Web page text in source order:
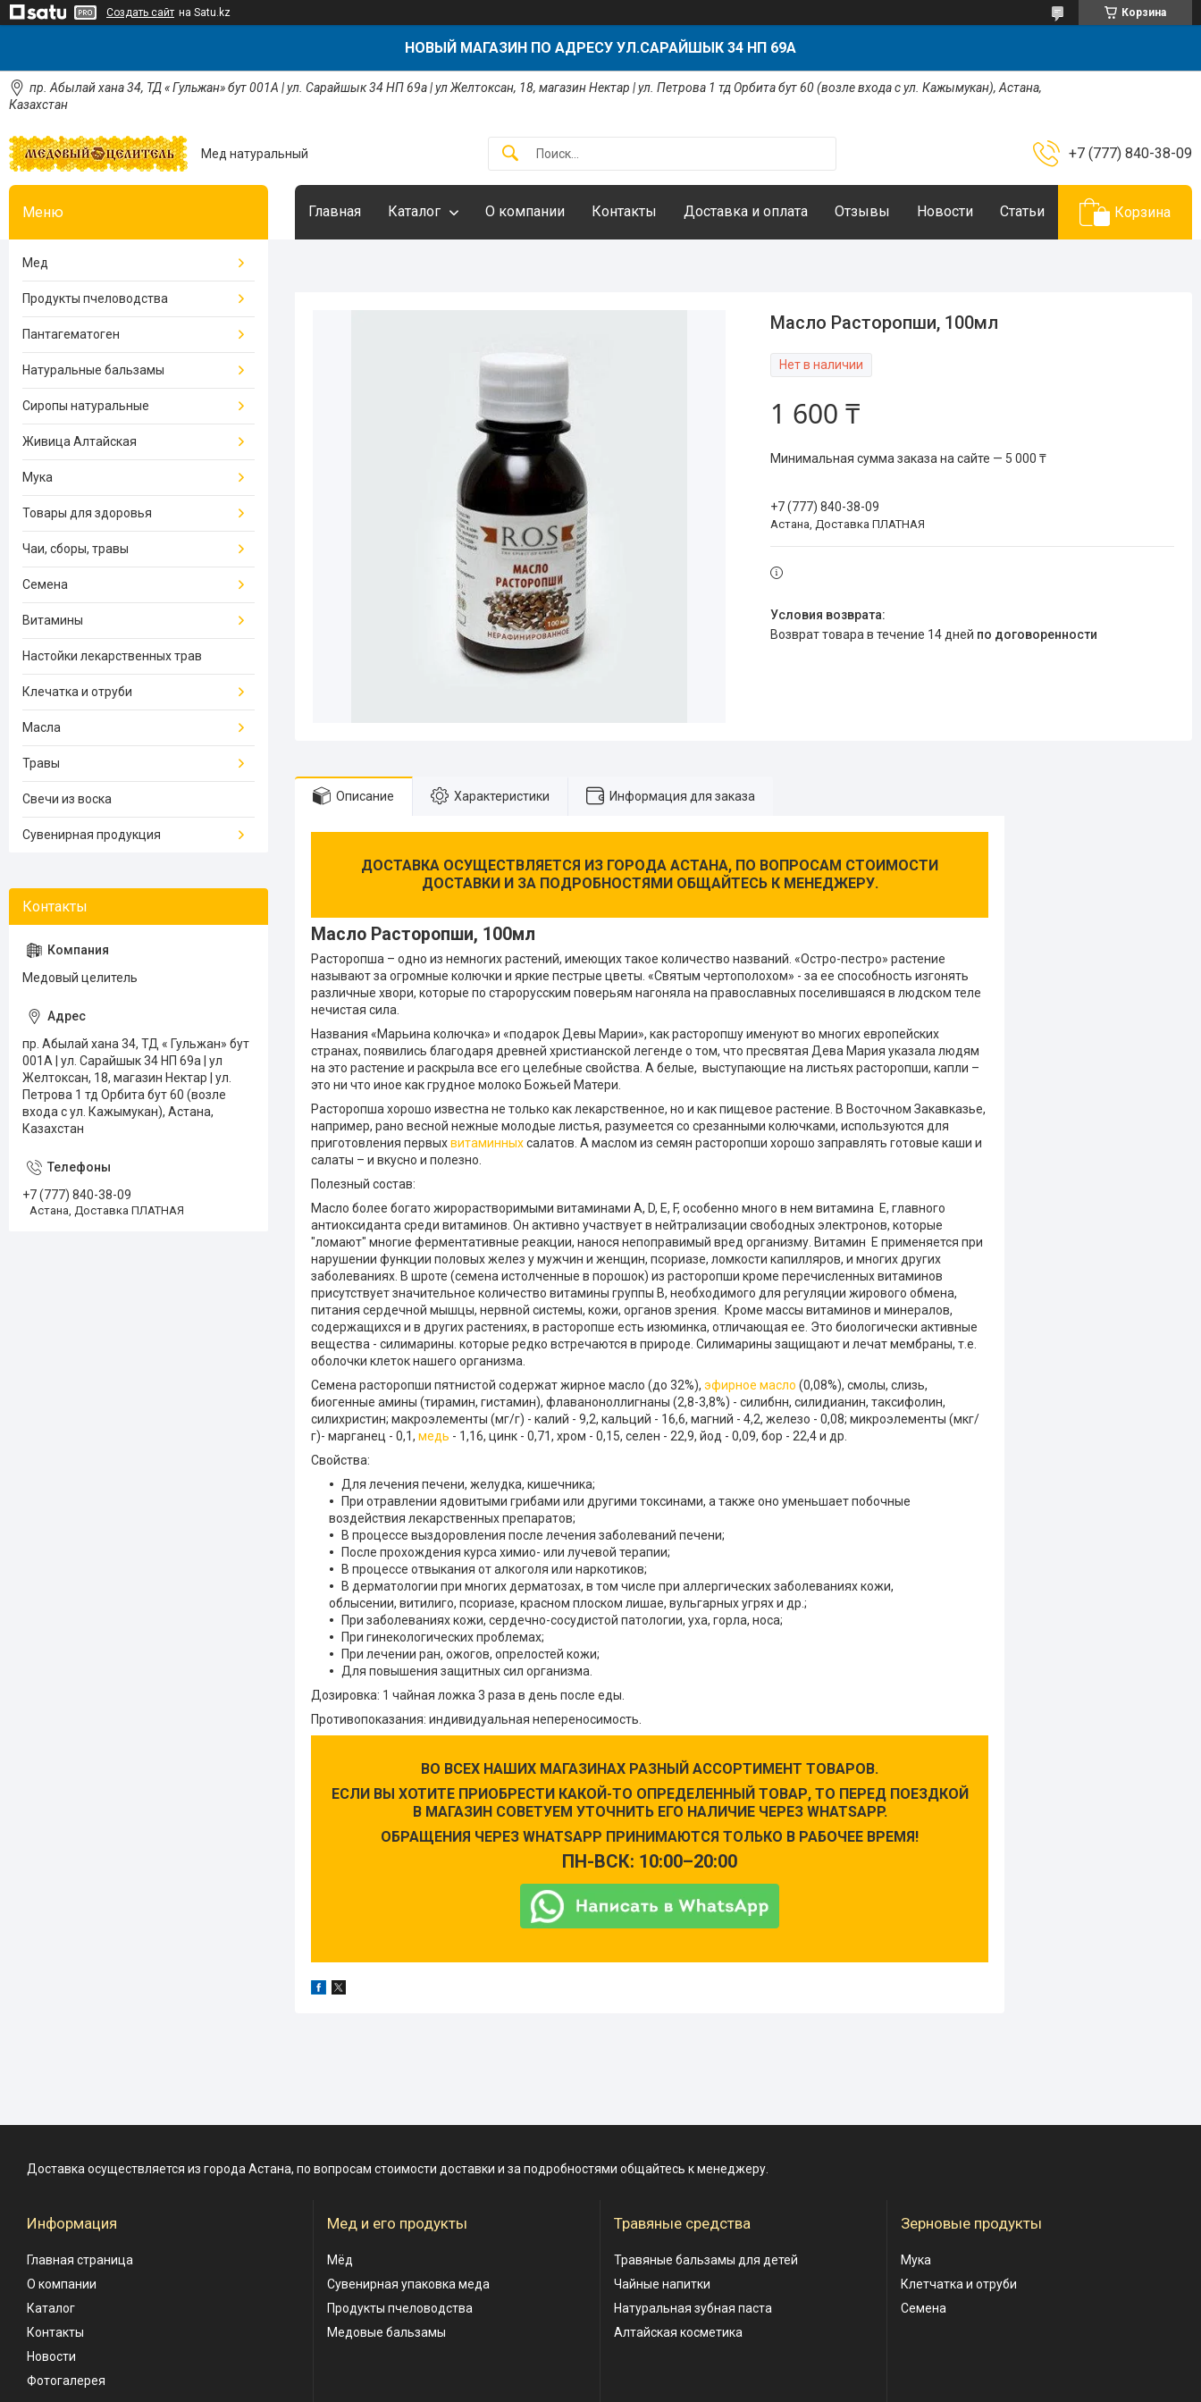
Создать сайт на Satu.kz Корзина
НОВЫЙ МАГАЗИН ПО АДРЕСУ УЛ.САРАЙШЫК 34 НП 69А
пр. Абылай хана 34, ТД « Гульжан» бут 001А | ул. Сарайшык 34 НП 69а | ул Желтоксан, 18, магазин Нектар | ул. Петрова 1 тд Орбита бут 60 (возле входа с ул. Кажымукан), Астана,
Казахстан
Мед натуральный +7 (777) 840-38-09
Главная Каталог О компании Контакты Доставка и оплата Отзывы Новости Статьи Корзина
Масло Расторопши, 100мл
Нет в наличии
1 600 ₸
Минимальная сумма заказа на сайте — 5 000 ₸
+7 (777) 840-38-09
Астана, Доставка ПЛАТНАЯ
возврат товара в течение 14 дней по договоренности
Описание Характеристики Информация для заказа
ДОСТАВКА ОСУЩЕСТВЛЯЕТСЯ ИЗ ГОРОДА АСТАНА, ПО ВОПРОСАМ СТОИМОСТИ
ДОСТАВКИ И ЗА ПОДРОБНОСТЯМИ ОБЩАЙТЕСЬ К МЕНЕДЖЕРУ.
Масло Расторопши, 100мл
Расторопша – одно из немногих растений, имеющих такое количество названий. «Остро-пестро» растение
называют за огромные колючки и яркие пестрые цветы. «Святым чертополохом» - за ее способность изгонять
различные хвори, которые по старорусским поверьям нагоняла на православных поселившаяся в людском теле
нечистая сила.
Названия «Марьина колючка» и «подарок Девы Марии», как расторопшу именуют во многих европейских
странах, появились благодаря древней христианской легенде о том, что пресвятая Дева Мария указала людям
на это растение и раскрыла все его целебные свойства. А белые, выступающие на листьях расторопши, капли –
это ни что иное как грудное молоко Божьей Матери.
Расторопша хорошо известна не только как лекарственное, но и как пищевое растение. В Восточном Закавказье,
например, рано весной нежные молодые листья, разумеется со срезанными колючками, используются для
приготовления первыхвитаминныхсалатов. А маслом из семян расторопши хорошо заправлять готовые каши и
салаты – и вкусно и полезно.
Полезный состав:
Масло более богато жирорастворимыми витаминами A, D, E, F, особенно много в нем витамина Е, главного
антиоксиданта среди витаминов. Он активно участвует в нейтрализации свободных электронов, которые
"ломают" многие ферментативные реакции, нанося непоправимый вред организму. Витамин Е применяется при
нарушении функции половых желез у мужчин и женщин, псориазе, ломкости капилляров, и многих других
заболеваниях. В шроте (семена истолченные в порошок) из расторопши кроме перечисленных витаминов
присутствует значительное количество витамины группы В, необходимого для регуляции жирового обмена,
питания сердечной мышцы, нервной системы, кожи, органов зрения. Кроме массы витаминов и минералов,
содержащихся и в других растениях, в расторопше есть изюминка, отличающая ее. Это биологически активные
вещества - силимарины. которые редко встречаются в природе. Силимарины защищают и лечат мембраны, т.е.
оболочки клеток нашего организма.
Семена расторопши пятнистой содержат жирное масло (до 32%), эфирное масло (0,08%), смолы, слизь,
биогенные амины (тирамин, гистамин), флаваноноллигнаны (2,8-3,8%) - силибнн, силидианин, таксифолин,
силихристин; макроэлементы (мг/г) - калий - 9,2, кальций - 16,6, магний - 4,2, железо - 0,08; микроэлементы (мкг/
г)- марганец - 0,1, медь - 1,16, цинк - 0,71, хром - 0,15, селен - 22,9, йод - 0,09, бор - 22,4 и др.
Свойства:
Для лечения печени, желудка, кишечника;
При отравлении ядовитыми грибами или другими токсинами, а также оно уменьшает побочные
воздействия лекарственных препаратов;
В процессе выздоровления после лечения заболеваний печени;
После прохождения курса химио- или лучевой терапии;
В процессе отвыкания от алкоголя или наркотиков;
В дерматологии при многих дерматозах, в том числе при аллергических заболеваниях кожи,
облысении, витилиго, псориазе, красном плоском лишае, вульгарных угрях и др.;
При заболеваниях кожи, сердечно-сосудистой патологии, уха, горла, носа;
При гинекологических проблемах;
При лечении ран, ожогов, опрелостей кожи;
Для повышения защитных сил организма.
Дозировка: 1 чайная ложка 3 раза в день после еды.
Противопоказания: индивидуальная непереносимость.
ВО ВСЕХ НАШИХ МАГАЗИНАХ РАЗНЫЙ АССОРТИМЕНТ ТОВАРОВ.
ЕСЛИ ВЫ ХОТИТЕ ПРИОБРЕСТИ КАКОЙ-ТО ОПРЕДЕЛЕННЫЙ ТОВАР, ТО ПЕРЕД ПОЕЗДКОЙ
В МАГАЗИН СОВЕТУЕМ УТОЧНИТЬ ЕГО НАЛИЧИЕ ЧЕРЕЗ WHATSAPP.
ОБРАЩЕНИЯ ЧЕРЕЗ WHATSAPP ПРИНИМАЮТСЯ ТОЛЬКО В РАБОЧЕЕ ВРЕМЯ!
ПН-ВСК: 10:00–20:00
Мед
Продукты пчеловодства
Пантагематоген
Натуральные бальзамы
Сиропы натуральные
Живица Алтайская
Мука
Товары для здоровья
Чаи, сборы, травы
Семена
Витамины
Настойки лекарственных трав
Клечатка и отруби
Масла
Травы
Свечи из воска
Сувенирная продукция
Медовый целитель
пр. Абылай хана 34, ТД « Гульжан» бут
001А | ул. Сарайшык 34 НП 69а | ул
Желтоксан, 18, магазин Нектар | ул.
Петрова 1 тд Орбита бут 60 (возле
входа с ул. Кажымукан), Астана,
Казахстан
+7 (777) 840-38-09
Астана, Доставка ПЛАТНАЯ
Доставка осуществляется из города Астана, по вопросам стоимости доставки и за подробностями общайтесь к менеджеру.
Информация
Главная страница
О компании
Каталог
Контакты
Новости
Фотогалерея
Мед и его продукты
Мёд
Сувенирная упаковка меда
Продукты пчеловодства
Медовые бальзамы
Травяные средства
Травяные бальзамы для детей
Чайные напитки
Натуральная зубная паста
Алтайская косметика
Зерновые продукты
Мука
Клетчатка и отруби
Семена